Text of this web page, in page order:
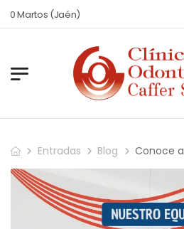
(Jaén)
Entradas Blog Conoce